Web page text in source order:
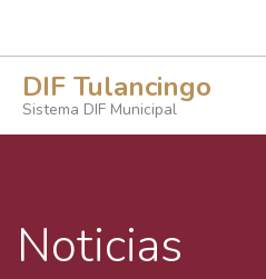
DIF Tulancingo
Sistema DIF Municipal
Noticias